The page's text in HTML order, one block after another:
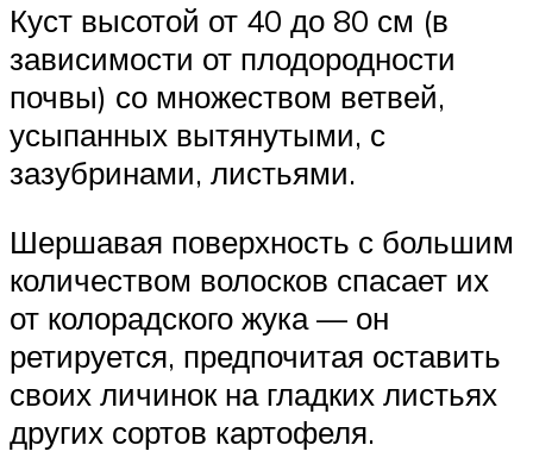
Куст высотой от 40 до 80 см (в
зависимости от плодородности
почвы) со множеством ветвей,
усыпанных вытянутыми, с
зазубринами, листьями.
Шершавая поверхность с большим
количеством волосков спасает их
от колорадского жука — он
ретируется, предпочитая оставить
своих личинок на гладких листьях
других сортов картофеля.